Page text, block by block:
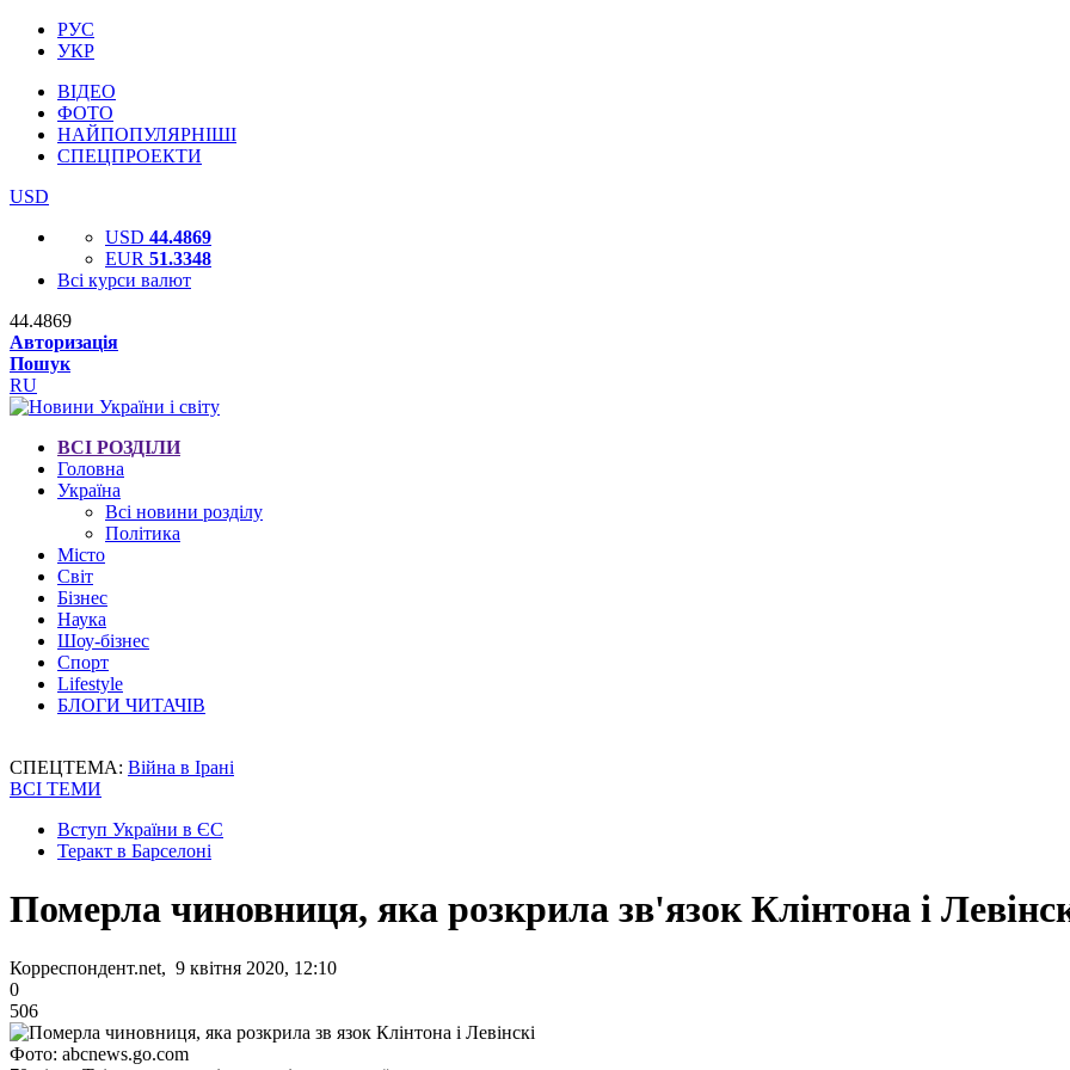
РУС
УКР
ВІДЕО
ФОТО
НАЙПОПУЛЯРНІШІ
СПЕЦПРОЕКТИ
USD
USD 44.4869
EUR 51.3348
Всі курси валют
44.4869
Авторизація
Пошук
RU
ВСІ РОЗДІЛИ
Головна
Україна
Всі новини розділу
Політика
Місто
Світ
Бізнес
Наука
Шоу-бізнес
Спорт
Lifestyle
БЛОГИ ЧИТАЧІВ
СПЕЦТЕМА: Війна в Ірані
ВСІ ТЕМИ
Вступ України в ЄС
Теракт в Барселоні
Померла чиновниця, яка розкрила зв'язок Клінтона і
Корреспондент.net, 9 квітня 2020, 12:10
0
506
Фото: abcnews.go.com